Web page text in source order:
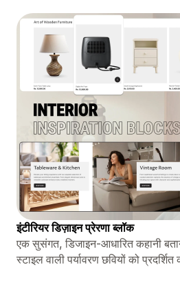
इंटीरियर डिज़ाइन प्रेरणा ब्लॉक
एक सुसंगत, डिजाइन-आधारित कहानी
स्टाइल वाली पर्यावरण छवियों को प्रदर्शित